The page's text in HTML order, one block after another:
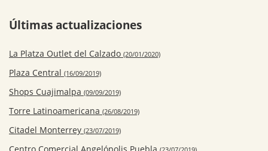
Últimas actualizaciones
La Platza Outlet del Calzado (20/01/2020)
Plaza Central (16/09/2019)
Shops Cuajimalpa (09/09/2019)
Torre Latinoamericana (26/08/2019)
Citadel Monterrey (23/07/2019)